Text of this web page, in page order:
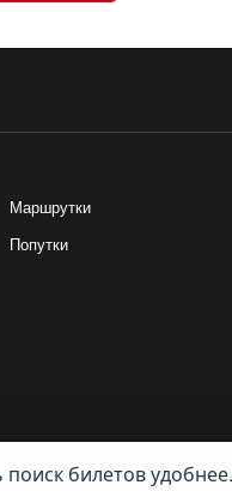
Маршрутки
Попутки
Покупка билетов на
билетов